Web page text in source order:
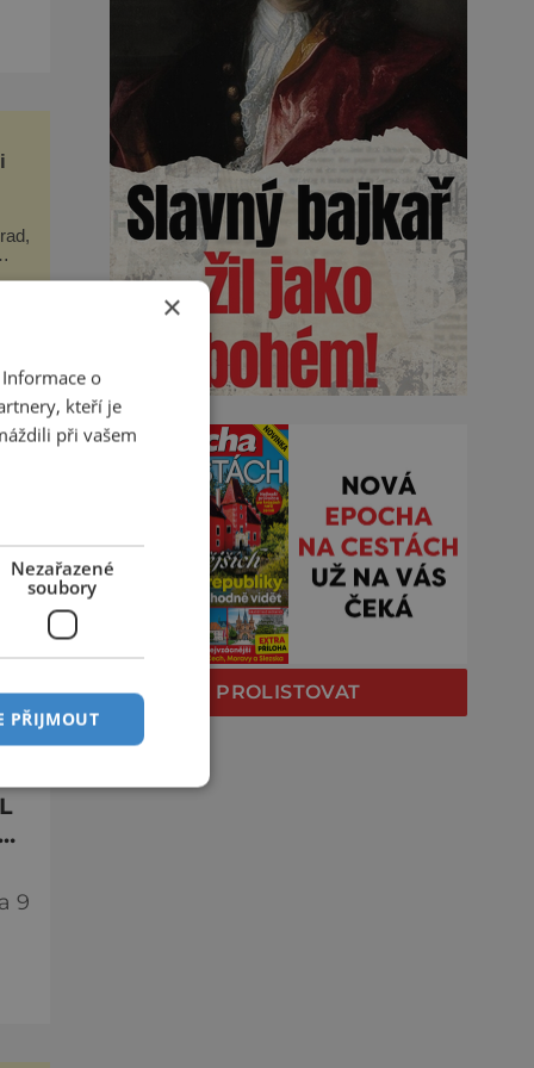
9
PROLISTOVAT
×
o
kteří je
při vašem
Nezařazené
soubory
PŘIJMOUT